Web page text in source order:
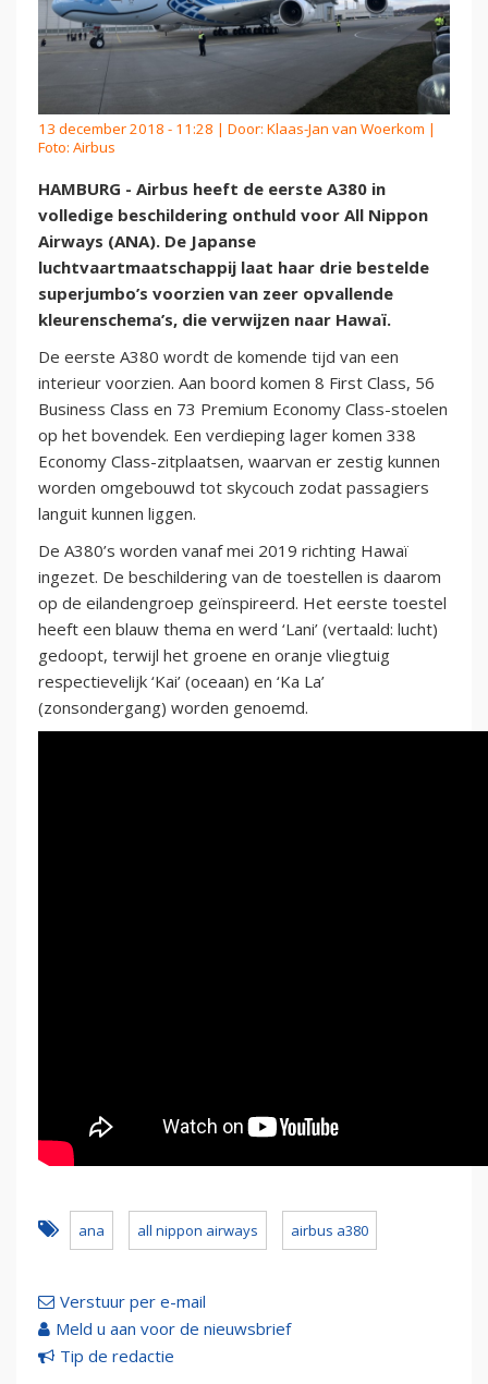
13 december 2018 - 11:28 | Door: Klaas-Jan van Woerkom |
Foto: Airbus
HAMBURG - Airbus heeft de eerste A380 in
volledige beschildering onthuld voor All Nippon
Airways (ANA). De Japanse
luchtvaartmaatschappij laat haar drie bestelde
superjumbo’s voorzien van zeer opvallende
kleurenschema’s, die verwijzen naar Hawaï.
De eerste A380 wordt de komende tijd van een
interieur voorzien. Aan boord komen 8 First Class, 56
Business Class en 73 Premium Economy Class-stoelen
op het bovendek. Een verdieping lager komen 338
Economy Class-zitplaatsen, waarvan er zestig kunnen
worden omgebouwd tot skycouch zodat passagiers
languit kunnen liggen.
De A380’s worden vanaf mei 2019 richting Hawaï
ingezet. De beschildering van de toestellen is daarom
op de eilandengroep geïnspireerd. Het eerste toestel
heeft een blauw thema en werd ‘Lani’ (vertaald: lucht)
gedoopt, terwijl het groene en oranje vliegtuig
respectievelijk ‘Kai’ (oceaan) en ‘Ka La’
(zonsondergang) worden genoemd.
ana all nippon airways airbus a380
Verstuur per e-mail
Meld u aan voor de nieuwsbrief
Tip de redactie